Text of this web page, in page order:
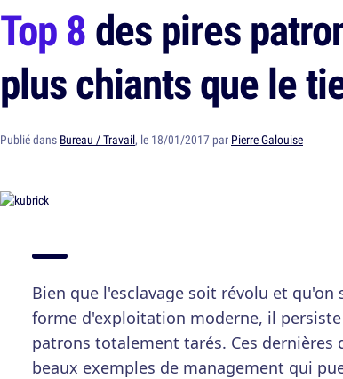
Top 8des pires
plus chiants que le
Publié dans Bureau / Travail, le 18/01/2017 par Pierre Galouise
Bien que l'esclavage soit révolu et
forme d'exploitation moderne, il
patrons totalement tarés. Ces
beaux exemples de management qui